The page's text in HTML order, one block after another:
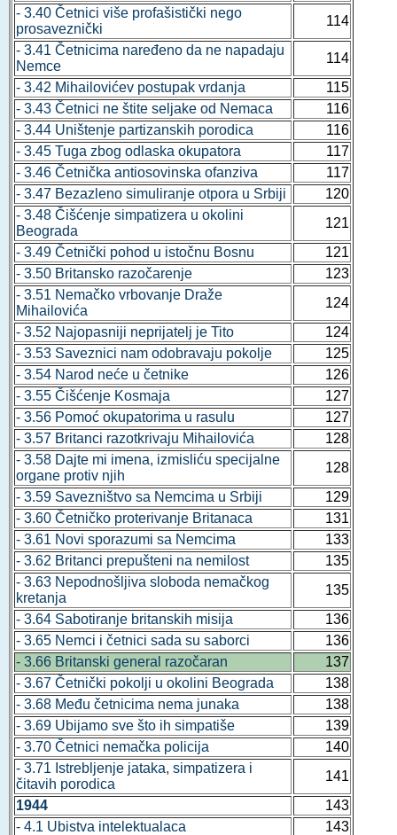
- 3.40 Četnici više profašistički nego
prosaveznički
114
- 3.41 Četnicima naređeno da ne napadaju
Nemce
114
- 3.42 Mihailovićev postupak vrdanja
115
- 3.43 Četnici ne štite seljake od Nemaca
116
- 3.44 Uništenje partizanskih porodica
116
- 3.45 Tuga zbog odlaska okupatora
117
- 3.46 Četnička antiosovinska ofanziva
117
- 3.47 Bezazleno simuliranje otpora u Srbiji
120
- 3.48 Čišćenje simpatizera u okolini
Beograda
121
- 3.49 Četnički pohod u istočnu Bosnu
121
- 3.50 Britansko razočarenje
123
- 3.51 Nemačko vrbovanje Draže
Mihailovića
124
- 3.52 Najopasniji neprijatelj je Tito
124
- 3.53 Saveznici nam odobravaju pokolje
125
- 3.54 Narod neće u četnike
126
- 3.55 Čišćenje Kosmaja
127
- 3.56 Pomoć okupatorima u rasulu
127
- 3.57 Britanci razotkrivaju Mihailovića
128
- 3.58 Dajte mi imena, izmisliću specijalne
organe protiv njih
128
- 3.59 Savezništvo sa Nemcima u Srbiji
129
- 3.60 Četničko proterivanje Britanaca
131
- 3.61 Novi sporazumi sa Nemcima
133
- 3.62 Britanci prepušteni na nemilost
135
- 3.63 Nepodnošljiva sloboda nemačkog
kretanja
135
- 3.64 Sabotiranje britanskih misija
136
- 3.65 Nemci i četnici sada su saborci
136
- 3.66 Britanski general razočaran
137
- 3.67 Četnički pokolji u okolini Beograda
138
- 3.68 Među četnicima nema junaka
138
- 3.69 Ubijamo sve što ih simpatiše
139
- 3.70 Četnici nemačka policija
140
- 3.71 Istrebljenje jataka, simpatizera i
čitavih porodica
141
1944
143
- 4.1 Ubistva intelektualaca
143